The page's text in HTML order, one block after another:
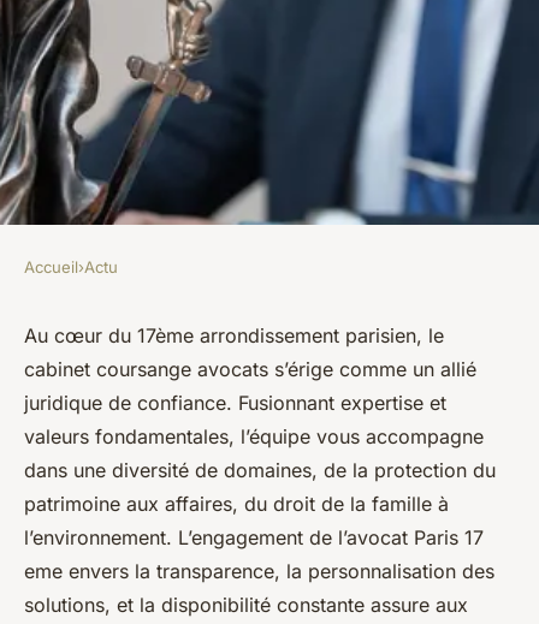
Coursange avocats : votre
avocat à Paris 17 eme
lothaire• 21 novembre 2023•3 min de lecture
Accueil›Actu
Au cœur du 17ème arrondissement parisien, le
cabinet coursange avocats s’érige comme un allié
juridique de confiance. Fusionnant expertise et
valeurs fondamentales, l’équipe vous accompagne
dans une diversité de domaines, de la protection du
patrimoine aux affaires, du droit de la famille à
l’environnement. L’engagement de l’avocat Paris 17
eme envers la transparence, la personnalisation des
solutions, et la disponibilité constante assure aux